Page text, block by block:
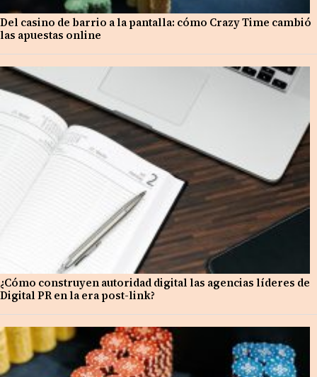
Del casino de barrio a la pantalla: cómo Crazy Time cambió
las apuestas online
¿Cómo construyen autoridad digital las agencias líderes de
Digital PR en la era post-link?